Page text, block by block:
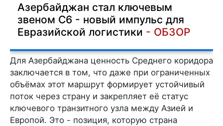
Азербайджан стал ключевым
звеном С6 - новый импульс для
Евразийской логистики - ОБЗОР
Для Азербайджана ценность Среднего коридора
заключается в том, что даже при ограниченных
объёмах этот маршрут формирует устойчивый
поток через страну и закрепляет её статус
ключевого транзитного узла между Азией и
Европой. Это - позиция, которую страна